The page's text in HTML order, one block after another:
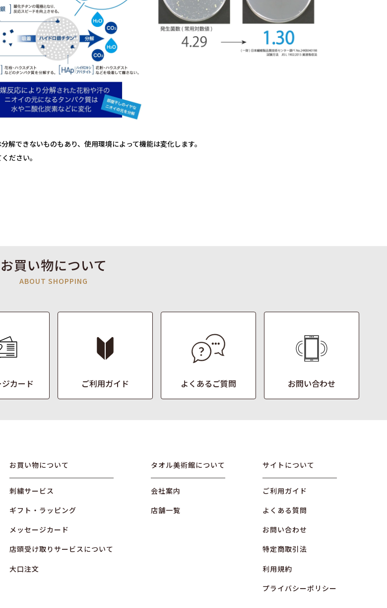
できないものもあり、使用環境によって機能は変化します。
ださい。
お買い物について
ABOUT SHOPPING
カード ご利用ガイド よくあるご質問 お問い合わせ
お買い物について
刺繍サービス
ギフト・ラッピング
メッセージカード
店頭受け取りサービスについて
大口注文
タオル美術館について
会社案内
店舗一覧
サイトについて
ご利用ガイド
よくある質問
お問い合わせ
特定商取引法
利用規約
プライバシーポリシー